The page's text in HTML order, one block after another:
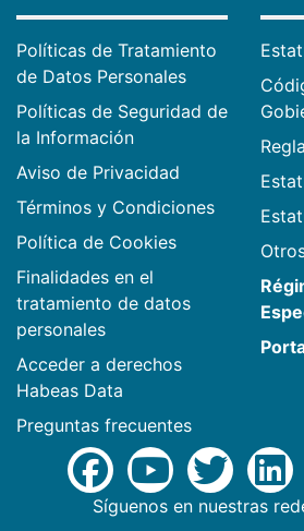
Políticas de Tratamiento
de Datos Personales
Políticas de Seguridad de
la Información
Aviso de Privacidad
Términos y Condiciones
Política de Cookies
Finalidades en el
tratamiento de datos
personales
Acceder a derechos
Habeas Data
Preguntas frecuentes
Síguenos en nuestras